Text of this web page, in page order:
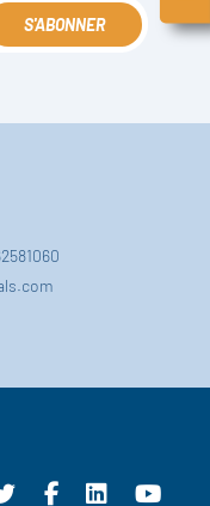
S'ABONNER